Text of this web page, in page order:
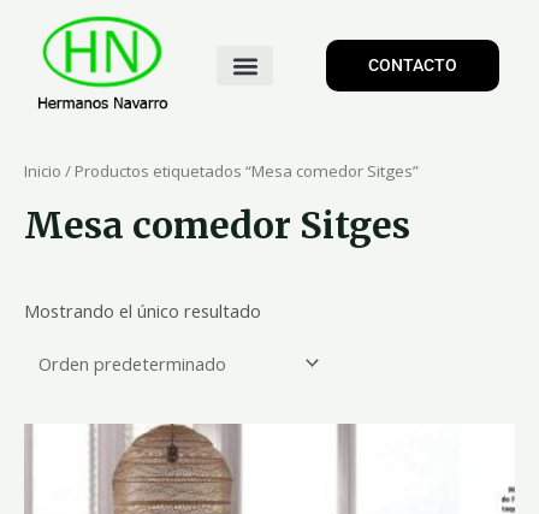
CONTACTO
Inicio / Productos etiquetados “Mesa comedor Sitges”
Mesa comedor Sitges
Mostrando el único resultado